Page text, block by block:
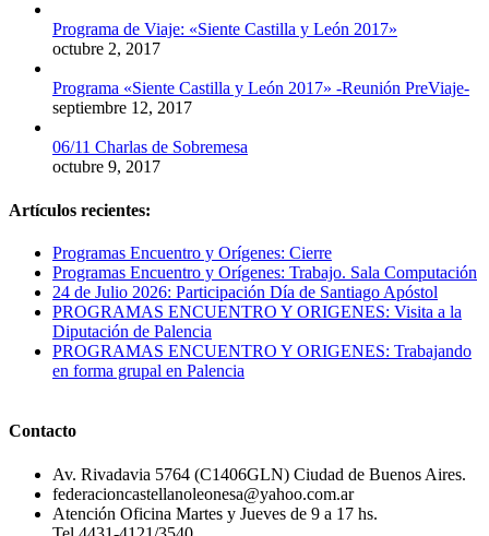
Programa de Viaje: «Siente Castilla y León 2017»
octubre 2, 2017
Programa «Siente Castilla y León 2017» -Reunión PreViaje-
septiembre 12, 2017
06/11 Charlas de Sobremesa
octubre 9, 2017
Artículos recientes:
Programas Encuentro y Orígenes: Cierre
Programas Encuentro y Orígenes: Trabajo. Sala Computación
24 de Julio 2026: Participación Día de Santiago Apóstol
PROGRAMAS ENCUENTRO Y ORIGENES: Visita a la
Diputación de Palencia
PROGRAMAS ENCUENTRO Y ORIGENES: Trabajando
en forma grupal en Palencia
Contacto
Av. Rivadavia 5764 (C1406GLN) Ciudad de Buenos Aires.
federacioncastellanoleonesa@yahoo.com.ar
Atención Oficina Martes y Jueves de 9 a 17 hs.